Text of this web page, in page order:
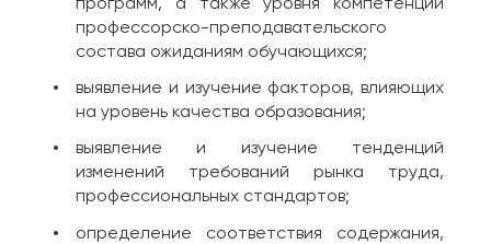
профессорско-преподавательского
состава ожиданиям обучающихся;
выявление и изучение факторов, влияющих
на уровень качества образования;
выявление и изучение тенденций
изменений требований рынка труда,
профессиональных стандартов;
определение соответствия содержания,